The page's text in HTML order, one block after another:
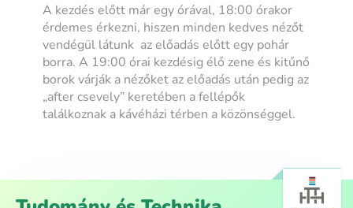
A kezdés előtt már egy órával, 18:00 órakor
érdemes érkezni, hiszen minden kedves nézőt
vendégül látunk az előadás előtt egy pohár
borra. A 19:00 órai kezdésig élő zene és kitűnő
borok várják a nézőket az előadás után pedig az
„after csevely” keretében a fellépők
találkoznak a kávéházi térben a közönséggel.